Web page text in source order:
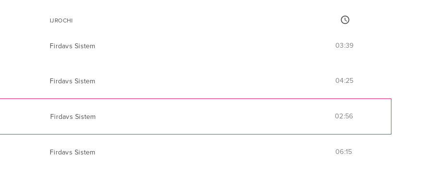
IJROCHI
Firdavs Sistem 03:39
Firdavs Sistem 04:25
Firdavs Sistem 02:56
Firdavs Sistem 06:15